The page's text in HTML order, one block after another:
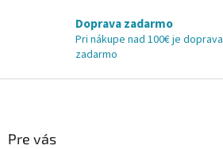
Doprava zadarmo
Pri nákupe nad 100€ je doprava
zadarmo
Pre vás